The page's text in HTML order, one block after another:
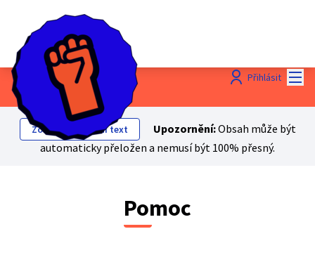
Přihlásit
Zobrazit původní text Upozornění:Obsah může být
automaticky přeložen a nemusí být 100% přesný.
Pomoc